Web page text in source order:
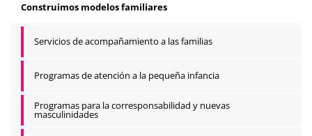
Construimos modelos familiares
Servicios de acompañamiento a las familias
Programas de atención a la pequeña infancia
Programas para la corresponsabilidad y nuevas
masculinidades